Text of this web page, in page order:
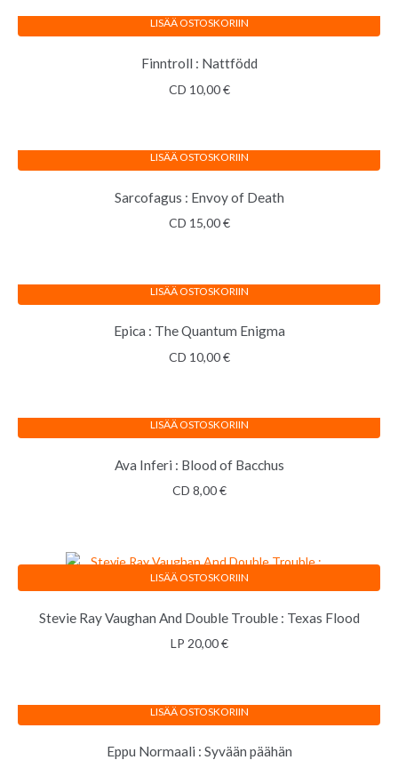
Finntroll : Nattfödd
CD 10,00€
LISÄÄ OSTOSKORIIN
Sarcofagus : Envoy of Death
CD 15,00€
LISÄÄ OSTOSKORIIN
Epica : The Quantum Enigma
CD 10,00€
LISÄÄ OSTOSKORIIN
Ava Inferi : Blood of Bacchus
CD 8,00€
LISÄÄ OSTOSKORIIN
Stevie Ray Vaughan And Double Trouble : Texas Flood
LP 20,00€
LISÄÄ OSTOSKORIIN
Eppu Normaali : Syvään päähän
LISÄÄ OSTOSKORIIN